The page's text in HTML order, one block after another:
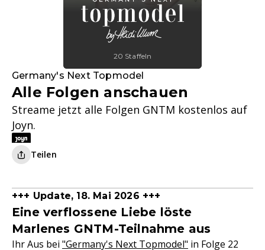
20 Staffeln
Germany's Next Topmodel
Alle Folgen anschauen
Streame jetzt alle Folgen GNTM kostenlos auf
Joyn.
Teilen
+++ Update, 18. Mai 2026 +++
Eine verflossene Liebe löste
Marlenes GNTM-Teilnahme aus
Ihr Aus bei "Germany's Next Topmodel" in Folge 22